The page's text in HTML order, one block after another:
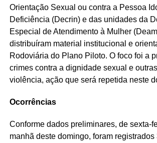
Orientação Sexual ou contra a Pessoa
Deficiência (Decrin) e das unidades da
Especial de Atendimento à Mulher
distribuíram material institucional e
Rodoviária do Plano Piloto. O foco foi a
crimes contra a dignidade sexual e
violência, ação que será repetida neste
Ocorrências
Conforme dados preliminares, de sexta-
manhã deste domingo, foram registrados